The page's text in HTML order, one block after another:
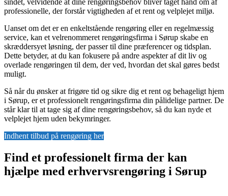
professionelle, der forstår vigtigheden af et rent og velplejet miljø.
Uanset om det er en enkeltstående rengøring eller en regelmæssig
service, kan et velrenommeret rengøringsfirma i Sørup skabe en
skræddersyet løsning, der passer til dine præferencer og tidsplan.
Dette betyder, at du kan fokusere på andre aspekter af dit liv og
overlade rengøringen til dem, der ved, hvordan det skal gøres bedst
muligt.
Så når du ønsker at frigøre tid og sikre dig et rent og behageligt hjem
i Sørup, er et professionelt rengøringsfirma din pålidelige partner. De
står klar til at tage sig af dine rengøringsbehov, så du kan nyde et
velplejet hjem uden bekymringer.
Indhent tilbud på rengøring her
Find et professionelt firma der kan
hjælpe med erhvervsrengøring i Sørup